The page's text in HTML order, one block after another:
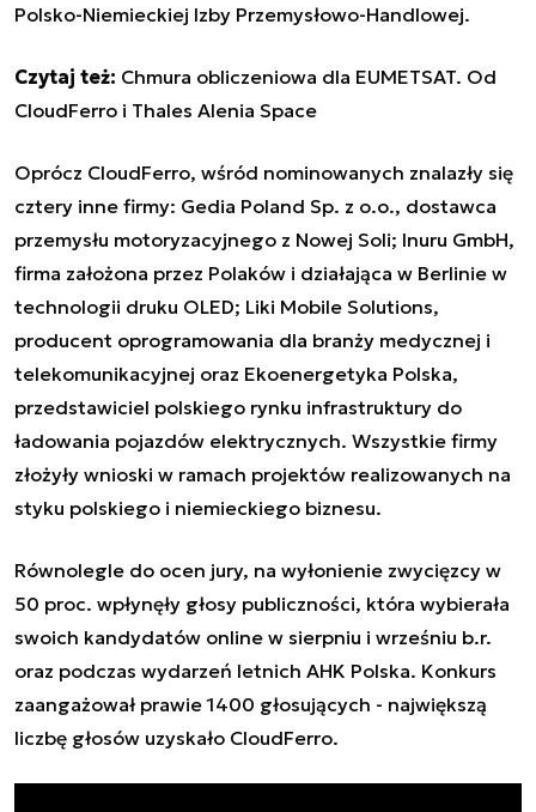
Polsko-Niemieckiej Izby Przemysłowo-Handlowej.
Czytaj też: Chmura obliczeniowa dla EUMETSAT. Od
CloudFerro i Thales Alenia Space
Oprócz CloudFerro, wśród nominowanych znalazły się
cztery inne firmy: Gedia Poland Sp. z o.o., dostawca
przemysłu motoryzacyjnego z Nowej Soli; Inuru GmbH,
firma założona przez Polaków i działająca w Berlinie w
technologii druku OLED; Liki Mobile Solutions,
producent oprogramowania dla branży medycznej i
telekomunikacyjnej oraz Ekoenergetyka Polska,
przedstawiciel polskiego rynku infrastruktury do
ładowania pojazdów elektrycznych. Wszystkie firmy
złożyły wnioski w ramach projektów realizowanych na
styku polskiego i niemieckiego biznesu.
Równolegle do ocen jury, na wyłonienie zwycięzcy w
50 proc. wpłynęły głosy publiczności, która wybierała
swoich kandydatów online w sierpniu i wrześniu b.r.
oraz podczas wydarzeń letnich AHK Polska. Konkurs
zaangażował prawie 1400 głosujących - największą
liczbę głosów uzyskało CloudFerro.